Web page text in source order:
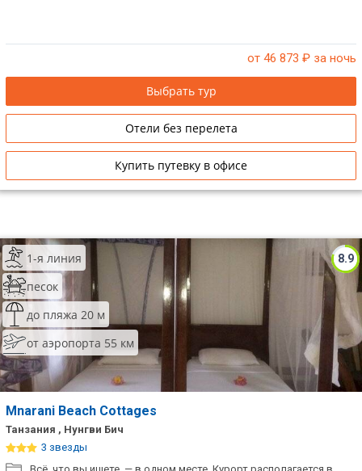
от 46 873 ₽ за ночь
Выбрать тур
Отели без перелета
Купить путевку в офисе
8.9
1-я линия
песок
до пляжа 20 м
от аэропорта 55 км
Mnarani Beach Cottages
Танзания , Нунгви Бич
3 звезды